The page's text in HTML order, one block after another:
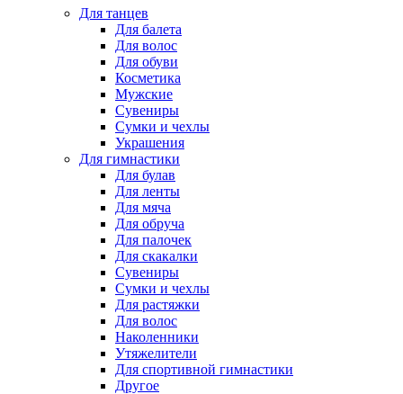
Для танцев
Для балета
Для волос
Для обуви
Косметика
Мужские
Сувениры
Сумки и чехлы
Украшения
Для гимнастики
Для булав
Для ленты
Для мяча
Для обруча
Для палочек
Для скакалки
Сувениры
Сумки и чехлы
Для растяжки
Для волос
Наколенники
Утяжелители
Для спортивной гимнастики
Другое